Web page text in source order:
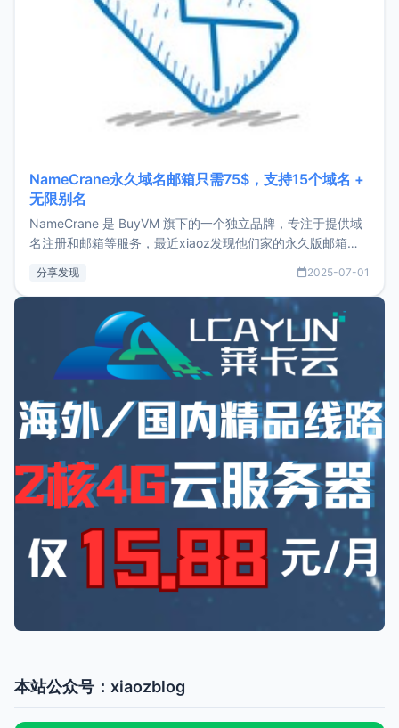
NameCrane永久域名邮箱只需75$，支持15个域名 +
无限别名
NameCrane 是 BuyVM 旗下的一个独立品牌，专注于提供域
名注册和邮箱等服务，最近xiaoz发现他们家的永久版邮箱服
又实惠的域名邮箱，不妨尝试一下 NameCrane。注册
NameCraneNameCrane不支持直接注册，必须要购买
分享发现 2025-07-01
本站公众号：xiaozblog